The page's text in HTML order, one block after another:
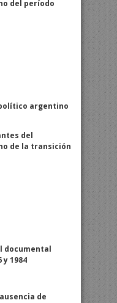
del período
argentino
del
de la transición
documental
1984
de